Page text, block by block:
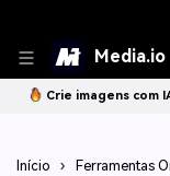
Media.io
Crie imagens com
Início › Ferramentas